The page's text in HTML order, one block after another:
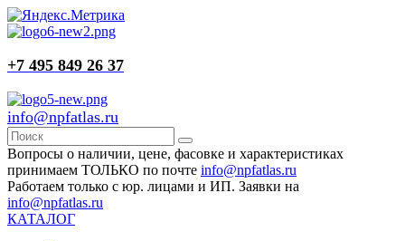
+7 495 849 26 37
info@npfatlas.ru
Вопросы о наличии, цене, фасовке и характеристиках
принимаем ТОЛЬКО по почте info@npfatlas.ru
Работаем только с юр. лицами и ИП. Заявки на
info@npfatlas.ru
КАТАЛОГ